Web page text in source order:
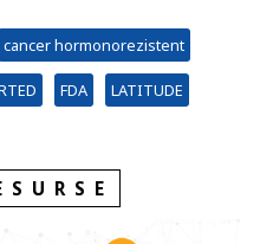
cancer hormonorezistent
FDA LATITUDE